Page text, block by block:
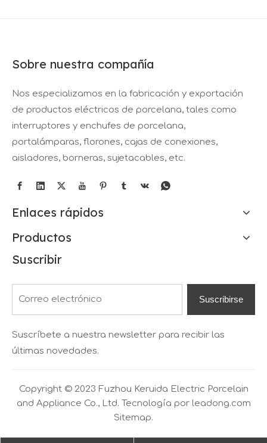
Sobre nuestra compañía
Nos especializamos en la fabricación y exportación
de productos eléctricos de porcelana, tales como
interruptores y enchufes de porcelana,
portalámparas, florones, cajas de conexiones,
aisladores, borneras, sujetacables, etc.
Enlaces rápidos
Productos
Suscribir
Suscribirse
Suscríbete a nuestra newsletter para recibir las
últimas novedades.
Copyright © 2023 Fuzhou Keruida Electric Porcelain
and Appliance Co., Ltd. Tecnología por leadong.com
Sitemap.